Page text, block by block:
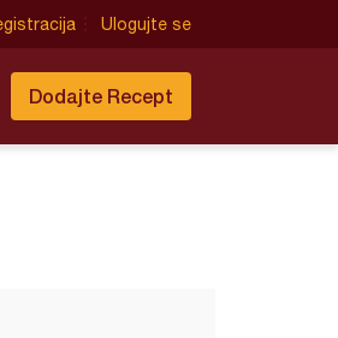
Ulogujte se
Dodajte Recept